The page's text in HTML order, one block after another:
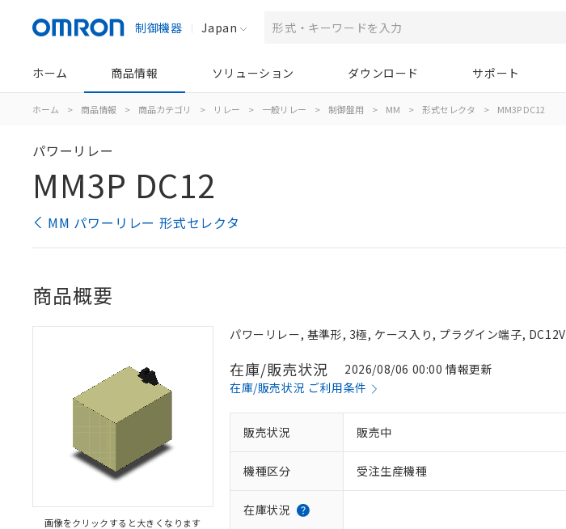
制御機器 Japan
ホーム 商品情報 ソリューション ダウンロード サポート
ホーム > 商品情報 > 商品カテゴリ > リレー > 一般リレー > 制御盤用 > MM > 形式セレクタ > MM3P DC12
パワーリレー
MM3P DC12
MM パワーリレー 形式セレクタ
商品概要
画像をクリックすると大きくなります
パワーリレー, 基準形, 3極, ケース入り, プラグイン端子, DC12V
在庫/販売状況
2026/08/06 00:00 情報更新
在庫/販売状況 ご利用条件
販売状況 販売中
機種区分 受注生産機種
在庫状況